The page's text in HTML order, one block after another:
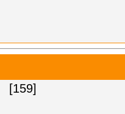
[159]